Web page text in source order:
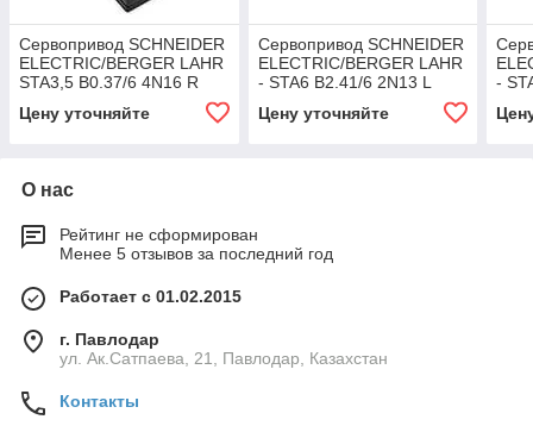
Сервопривод SCHNEIDER
ELECTRIC/BERGER LAHR
STA3,5 B0.37/6 4N16 R
Цену уточняйте
Сервопривод SCHNEIDER
ELECTRIC/BERGER LAHR
- STA6 B2.41/6 2N13 L
Цену уточняйте
-
О нас
Рейтинг не сформирован
Менее 5 отзывов за последний год
Работает с 01.02.2015
г. Павлодар
ул. Ак.Сатпаева, 21, Павлодар, Казахстан
Контакты